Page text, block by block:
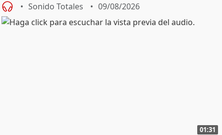
Sonido Totales 09/08/2026
01:31